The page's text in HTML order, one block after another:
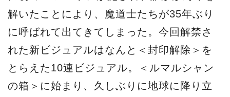
解いたことにより、魔道士たちが35年ぶり
に呼ばれて出てきてしまった。今回解禁さ
れた新ビジュアルはなんと＜封印解除＞を
とらえた10連ビジュアル。＜ルマルシャン
の箱＞に始まり、久しぶりに地球に降り立